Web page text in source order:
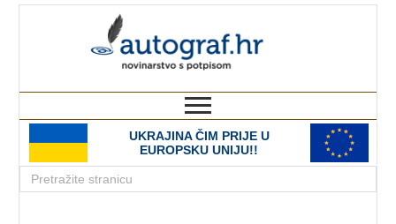
UKRAJINA ČIM PRIJE U
EUROPSKU UNIJU!!